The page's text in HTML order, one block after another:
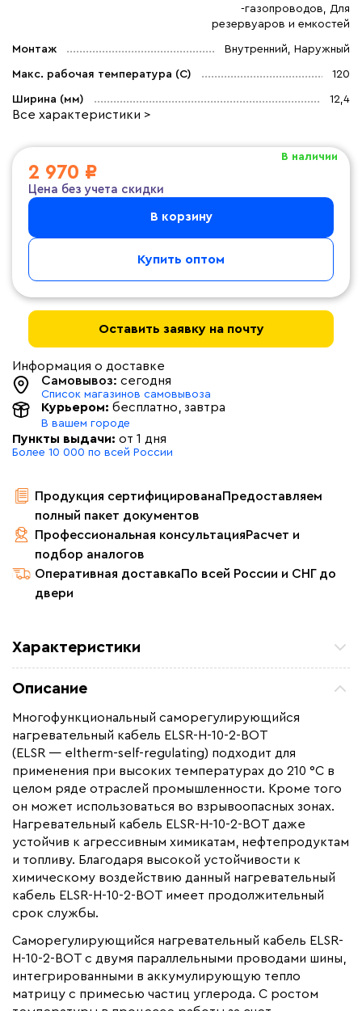
-газопроводов, Для
резервуаров и емкостей
Монтаж Внутренний, Наружный
Макс. рабочая температура (C) 120
Ширина (мм) 12,4
Все характеристики >
В наличии
2 970 ₽
Цена без учета скидки
В корзину
Купить оптом
Оставить заявку на почту
Информация о доставке
Самовывоз: сегодня
Список магазинов самовывоза
Курьером: бесплатно , завтра
В вашем городе
Пункты выдачи: от 1 дня
Более 10 000 по всей России
Продукция сертифицированаПредоставляем
полный пакет документов
Профессиональная консультацияРасчет и
подбор аналогов
Оперативная доставкаПо всей России и СНГ до
двери
Характеристики
канализации, Для нефте
-газопроводов, Для
Монтаж Внутренний, Наружный
Макс. рабочая температура (C) 120
Ширина (мм)
Толщина (мм) 5
Германия
Гарантия (год)
Срок службы(год)
Область применения Промышленный обогрев
Максимальная температура(C)
Тип кабеля саморегулирующийся
Описание
Многофункциональный саморегулирующийся
нагревательный кабель ELSR-H-10-2-BOT
(ELSR — eltherm-self-regulating) подходит для
применения при высоких температурах до 210 °С в
целом ряде отраслей промышленности. Кроме того
он может использоваться во взрывоопасных зонах.
Нагревательный кабель ELSR-H-10-2-BOT даже
устойчив к агрессивным химикатам, нефтепродуктам
и топливу. Благодаря высокой устойчивости к
химическому воздействию данный нагревательный
кабель ELSR-H-10-2-BOT имеет продолжительный
срок службы.
Саморегулирующийся нагревательный кабель ELSR-
H-10-2-BOT с двумя параллельными проводами шины,
интегрированными в аккумулирующую тепло
матрицу с примесью частиц углерода. С ростом